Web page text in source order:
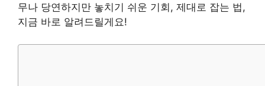
무나 당연하지만 놓치기 쉬운 기회, 제대로 잡는 법,
지금 바로 알려드릴게요!